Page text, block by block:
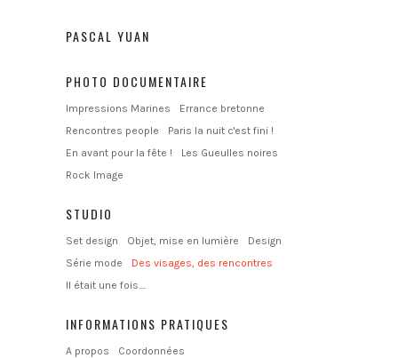
PASCAL YUAN
PHOTO DOCUMENTAIRE
Impressions Marines
Errance bretonne
Rencontres people
Paris la nuit c'est fini !
En avant pour la fête !
Les Gueulles noires
Rock Image
STUDIO
Set design Objet, mise en lumière
Design
Série mode
Des visages, des rencontres
Il était une fois....
INFORMATIONS PRATIQUES
A propos Coordonnées